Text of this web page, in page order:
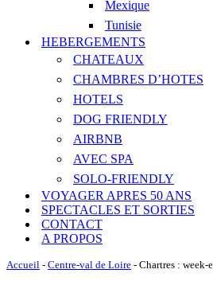
Mexique
Tunisie
HEBERGEMENTS
CHATEAUX
CHAMBRES D’HOTES
HOTELS
DOG FRIENDLY
AIRBNB
AVEC SPA
SOLO-FRIENDLY
VOYAGER APRES 50 ANS
SPECTACLES ET SORTIES
CONTACT
A PROPOS
Accueil - Centre-val de Loire - Chartres : week-